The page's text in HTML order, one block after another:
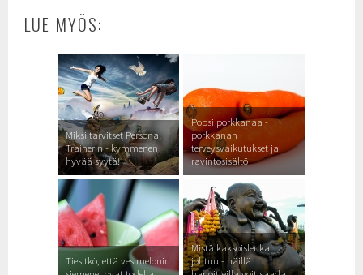
LUE MYÖS:
Miksi tarvitset Personal
Trainerin - kymmenen
hyvää syytä!
Popsi porkkanaa -
porkkanan
terveysvaikutukset ja
ravintosisältö
Tiesitkö, että vesimelonin
Mistä kaksoisleuka
johtuu - näillä